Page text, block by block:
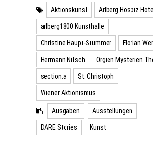
Aktionskunst Arlberg Hospiz Hotel
arlberg1800 Kunsthalle
Christine Haupt-Stummer Florian
Hermann Nitsch Orgien Mysterien
section.a St. Christoph
Wiener Aktionismus
Ausgaben Ausstellungen
DARE Stories Kunst